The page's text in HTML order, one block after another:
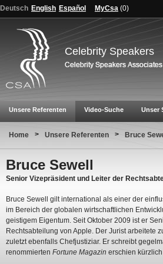
Deutsch English Español MyCsa (0)
Celebrity Speakers
Unsere Referenten Video-Suche Unser
Home > Unsere Referenten > Bruce
Bruce Sewell
Senior Vizepräsident und Leiter der
Bruce Sewell gilt international als einer der
im Bereich der globalen wirtschaftlichen
geistigem Eigentum. Seit Oktober 2009 ist er
Rechtsabteilung von Apple. Der Jurist arbeitete
zuletzt ebenfalls Chefjustiziar. Er schreibt
renommierten Fortune Magazin erschien